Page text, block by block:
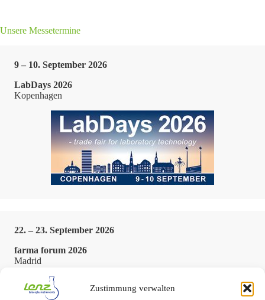
Zustimmung verwalten
Unsere Messetermine
9 – 10. September 2026
LabDays 2026
Kopenhagen
22. – 23. September 2026
farma forum 2026
Madrid